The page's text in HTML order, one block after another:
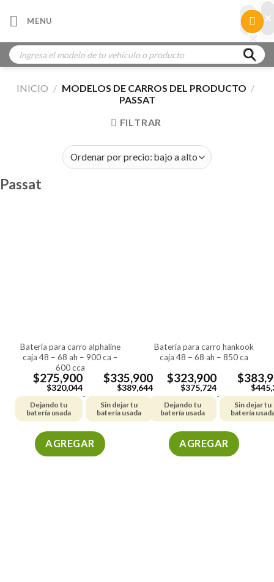
MENU
Búsqueda
de
productos
INICIO / MODELOS DE CARROS DEL PRODUCTO /
PASSAT
FILTRAR
Passat
batería para carro alphaline
caja 48 – 68 ah – 900 ca –
600 cca
$275,900
$320,044
Dejando tu
batería usada
-
$335,900
$389,644
Sin dejar tu
batería usada
AGREGAR
batería para carro hankook
caja 48 – 68 ah – 850 ca
$323,900
$375,724
Dejando tu
batería usada
-
$
$
Sin dejar tu
batería
AGREGAR
×
×
×
×